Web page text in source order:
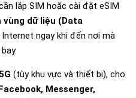
lắp SIM hoặc cài đặt eSIM
vùng dữ liệu (Data
ngay khi đến nơi mà
(tùy khu vực và thiết bị), cho
Messenger,